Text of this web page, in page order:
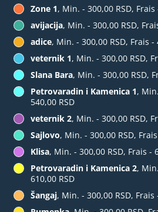
Zone 1, Min. - 300,00 RSD, Frais
avijacija, Min. - 300,00 RSD,
adice, Min. - 300,00 RSD, Frais -
veternik 1, Min. - 300,00 RSD,
Slana Bara, Min. - 300,00 RSD,
Petrovaradin i Kamenica 1,
540,00 RSD
veternik 2, Min. - 300,00 RSD,
Sajlovo, Min. - 300,00 RSD,
Klisa, Min. - 300,00 RSD, Frais -
Petrovaradin i Kamenica 2,
610,00 RSD
Šangaj, Min. - 300,00 RSD, Frais